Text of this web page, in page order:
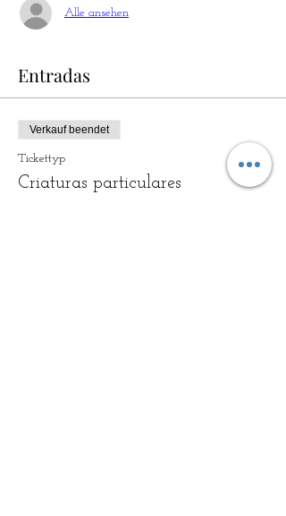
Alle ansehen
Entradas
Verkauf beendet
Tickettyp
Criaturas particulares